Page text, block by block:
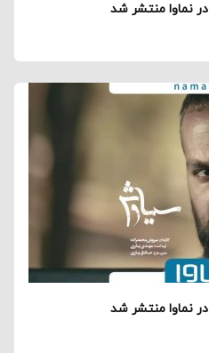
نماوا منتشر شد
نماوا منتشر شد